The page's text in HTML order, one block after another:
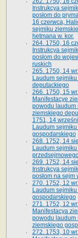
Instrukcya
posłom do
16 czerwca,
sejmiku
hetmana w. kor.
264. 1750, 16
Instrukcya
posłom do
ruskich
265. 1750, 14
Laudum
deputackiego
266. 1750, 15
Manifestacye
powodu laudum
ziemskiego
1751, 14
Laudum
gospodarskiego
268. 1752, 14
Laudum
269. 1752, 14
Instrukcya
posłom na sejm
270. 1752, 12
Laudum
gospodarskiego
271. 1752, 12
Manifestacya
powodu laudum
ziemskiego
272. 1753, 10